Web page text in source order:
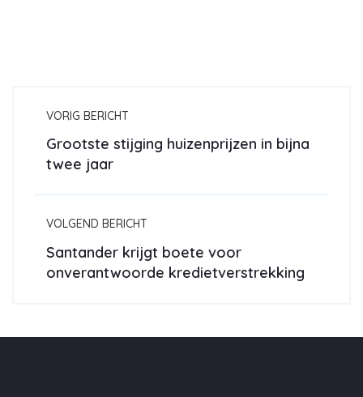
VORIG BERICHT
Grootste stijging huizenprijzen in bijna
twee jaar
VOLGEND BERICHT
Santander krijgt boete voor
onverantwoorde kredietverstrekking